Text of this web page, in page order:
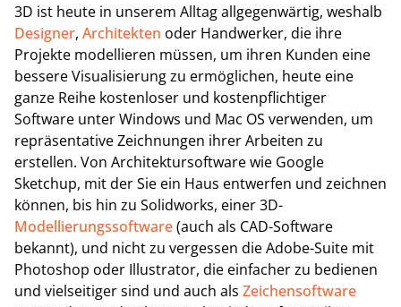
3D ist heute in unserem Alltag allgegenwärtig, weshalb
Designer, Architekten oder Handwerker, die ihre
Projekte modellieren müssen, um ihren Kunden eine
bessere Visualisierung zu ermöglichen, heute eine
ganze Reihe kostenloser und kostenpflichtiger
Software unter Windows und Mac OS verwenden, um
repräsentative Zeichnungen ihrer Arbeiten zu
erstellen. Von Architektursoftware wie Google
Sketchup, mit der Sie ein Haus entwerfen und zeichnen
können, bis hin zu Solidworks, einer 3D-
Modellierungssoftware(auch als CAD-Software
bekannt), und nicht zu vergessen die Adobe-Suite mit
Photoshop oder Illustrator, die einfacher zu bedienen
und vielseitiger sind und auch als Zeichensoftware